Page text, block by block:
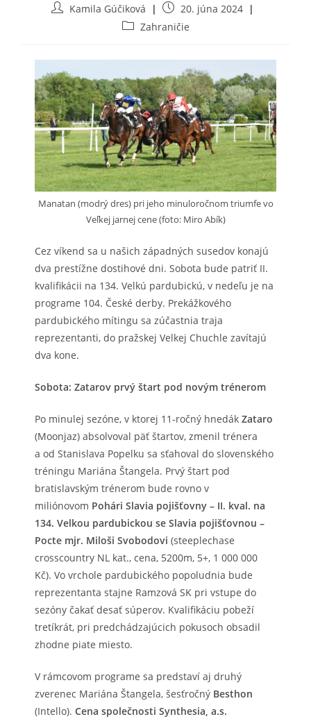
Post Kamila Gúčiková
Post
published:
20. júna 2024
PostZahraničie
Manatan (modrý dres) pri jeho minuloročnom triumfe vo
Veľkej jarnej cene (foto: Miro Abík)
Cez víkend sa u našich západných susedov konajú
dva prestížne dostihové dni. Sobota bude patriť II.
kvalifikácii na 134. Velkú pardubickú, v nedeľu je na
programe 104. České derby. Prekážkového
pardubického mítingu sa zúčastnia traja
reprezentanti, do pražskej Velkej Chuchle zavítajú
dva kone.
Sobota: Zatarov prvý štart pod novým trénerom
Po minulej sezóne, v ktorej 11-ročný hnedák Zataro
(Moonjaz) absolvoval päť štartov, zmenil trénera
a od Stanislava Popelku sa sťahoval do slovenského
tréningu Mariána Štangela. Prvý štart pod
bratislavským trénerom bude rovno v
miliónovom Pohári Slavia pojišťovny – II. kval. na
134. Velkou pardubickou se Slavia pojišťovnou –
Pocte mjr. Miloši Svobodovi (steeplechase
crosscountry NL kat., cena, 5200m, 5+, 1 000 000
Kč). Vo vrchole pardubického popoludnia bude
reprezentanta stajne Ramzová SK pri vstupe do
sezóny čakať desať súperov. Kvalifikáciu pobeží
tretíkrát, pri predchádzajúcich pokusoch obsadil
zhodne piate miesto.
V rámcovom programe sa predstaví aj druhý
zverenec Mariána Štangela, šesťročný Besthon
(Intello). Cena společnosti Synthesia, a.s.